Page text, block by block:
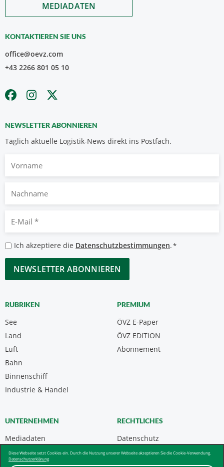
Diese Webseite setzt Cookies ein. Durch die Nutzung unserer Webseite akzeptieren Sie die Cookie-Verwendung.
Datenschutzerklärung
MEDIADATEN
KONTAKTIEREN SIE UNS
office@oevz.com
+43 2266 801 05 10
NEWSLETTER ABONNIEREN
Täglich aktuelle Logistik-News direkt ins Postfach.
Nachname
Mail
*
Datenschutzbestimmungen
*
Ich akzeptiere die Datenschutzbestimmungen.*
CAPTCHA
RUBRIKEN
See
Land
Luft
Bahn
Binnenschiff
Industrie & Handel
PREMIUM
ÖVZ E-Paper
Abonnement
ÖVZ EDITION
UNTERNEHMEN
Mediadaten
Kontakt
RECHTLICHES
Datenschutz
Impressum